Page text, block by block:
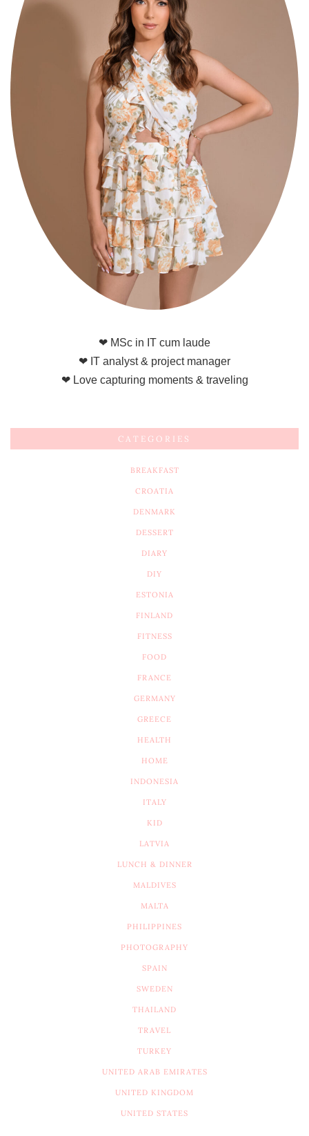
❤ MSc in IT cum laude
❤ IT analyst & project manager
❤ Love capturing moments & traveling
CATEGORIES
BREAKFAST
CROATIA
DENMARK
DESSERT
DIARY
DIY
ESTONIA
FINLAND
FITNESS
FOOD
FRANCE
GERMANY
GREECE
HEALTH
HOME
INDONESIA
ITALY
KID
LATVIA
LUNCH & DINNER
MALDIVES
MALTA
PHILIPPINES
PHOTOGRAPHY
SPAIN
SWEDEN
THAILAND
TRAVEL
TURKEY
UNITED ARAB EMIRATES
UNITED KINGDOM
UNITED STATES